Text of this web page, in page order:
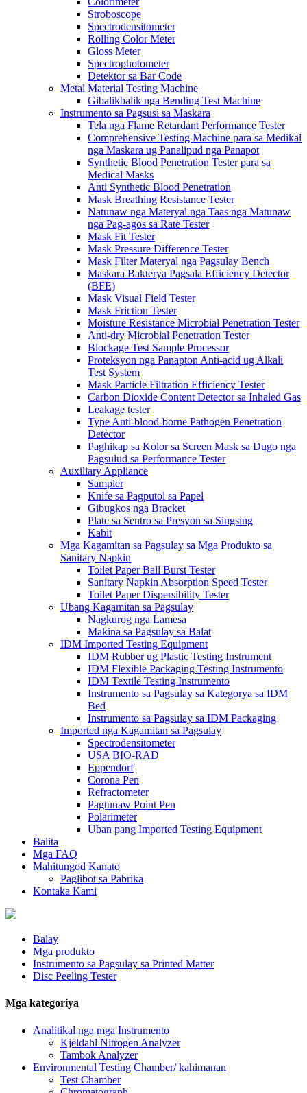
Stroboscope
Spectrodensitometer
Rolling Color Meter
Gloss Meter
Spectrophotometer
Detektor sa Bar Code
Metal Material Testing Machine
Gibalikbalik nga Bending Test Machine
Instrumento sa Pagsusi sa Maskara
Tela nga Flame Retardant Performance Tester
Comprehensive Testing Machine para sa Medikal
nga Maskara ug Panalipud nga Panapot
Synthetic Blood Penetration Tester para sa
Medical Masks
Anti Synthetic Blood Penetration
Mask Breathing Resistance Tester
Natunaw nga Materyal nga Taas nga Matunaw
nga Pag-agos sa Rate Tester
Mask Fit Tester
Mask Pressure Difference Tester
Mask Filter Materyal nga Pagsulay Bench
Maskara Bakterya Pagsala Efficiency Detector
(BFE)
Mask Visual Field Tester
Mask Friction Tester
Moisture Resistance Microbial Penetration Tester
Anti-dry Microbial Penetration Tester
Blockage Test Sample Processor
Proteksyon nga Panapton Anti-acid ug Alkali
Test System
Mask Particle Filtration Efficiency Tester
Carbon Dioxide Content Detector sa Inhaled Gas
Leakage tester
Type Anti-blood-borne Pathogen Penetration
Detector
Paghikap sa Kolor sa Screen Mask sa Dugo nga
Pagsulud sa Performance Tester
Auxiliary Appliance
Sampler
Knife sa Pagputol sa Papel
Gibugkos nga Bracket
Plate sa Sentro sa Presyon sa Singsing
Kabit
Mga Kagamitan sa Pagsulay sa Mga Produkto sa
Sanitary Napkin
Toilet Paper Ball Burst Tester
Sanitary Napkin Absorption Speed ​​Tester
Toilet Paper Dispersibility Tester
Ubang Kagamitan sa Pagsulay
Nagkurog nga Lamesa
Makina sa Pagsulay sa Balat
IDM Imported Testing Equipment
IDM Rubber ug Plastic Testing Instrument
IDM Flexible Packaging Testing Instrumento
IDM Textile Testing Instrumento
Instrumento sa Pagsulay sa Kategorya sa IDM
Bed
Instrumento sa Pagsulay sa IDM Packaging
Imported nga Kagamitan sa Pagsulay
Spectrodensitometer
USA BIO-RAD
Eppendorf
Corona Pen
Refractometer
Pagtunaw Point Pen
Polarimeter
Uban pang Imported Testing Equipment
Balita
Mga FAQ
Mahitungod Kanato
Paglibot sa Pabrika
Kontaka Kami
Balay
Mga produkto
Instrumento sa Pagsulay sa Printed Matter
Disc Peeling Tester
Mga kategoriya
Analitikal nga mga Instrumento
Kjeldahl Nitrogen Analyzer
Tambok Analyzer
Environmental Testing Chamber/ kahimanan
Test Chamber